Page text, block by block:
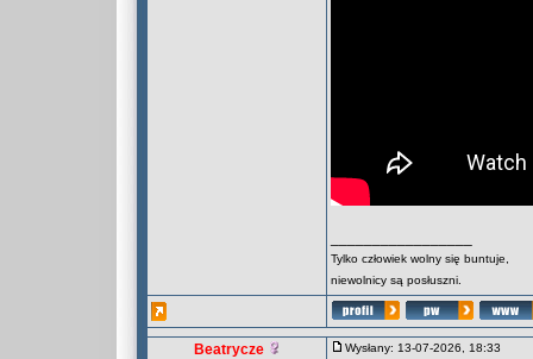
Tylko człowiek wolny się buntuje,
niewolnicy są posłuszni.
Beatrycze Wysłany: 13-07-2026, 18:33